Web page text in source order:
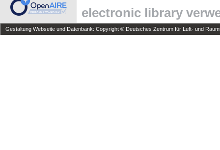
electronic library
Gestaltung Webseite und Datenbank: Copyright © Deutsches Zentrum für Luft- und